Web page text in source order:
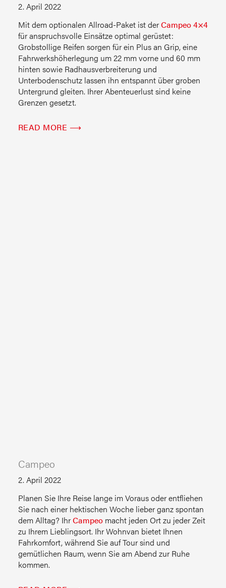
2. April 2022
Mit dem optionalen Allroad-Paket ist derCampeo 4×4
für anspruchsvolle Einsätze optimal gerüstet:
Grobstollige Reifen sorgen für ein Plus an Grip, eine
Fahrwerkshöherlegung um 22 mm vorne und 60 mm
hinten sowie Radhausverbreiterung und
Unterbodenschutz lassen ihn entspannt über groben
Untergrund gleiten. Ihrer Abenteuerlust sind keine
Grenzen gesetzt.
READ MORE ⟶
Campeo
2. April 2022
Planen Sie Ihre Reise lange im Voraus oder entfliehen
Sie nach einer hektischen Woche lieber ganz spontan
dem Alltag? IhrCampeomacht jeden Ort zu jeder Zeit
zu Ihrem Lieblingsort. Ihr Wohnvan bietet Ihnen
Fahrkomfort, während Sie auf Tour sind und
gemütlichen Raum, wenn Sie am Abend zur Ruhe
kommen.